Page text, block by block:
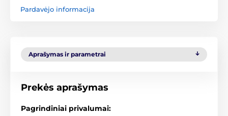
Pardavėjo informacija
Aprašymas ir parametrai
Prekės aprašymas
Pagrindiniai privalumai: